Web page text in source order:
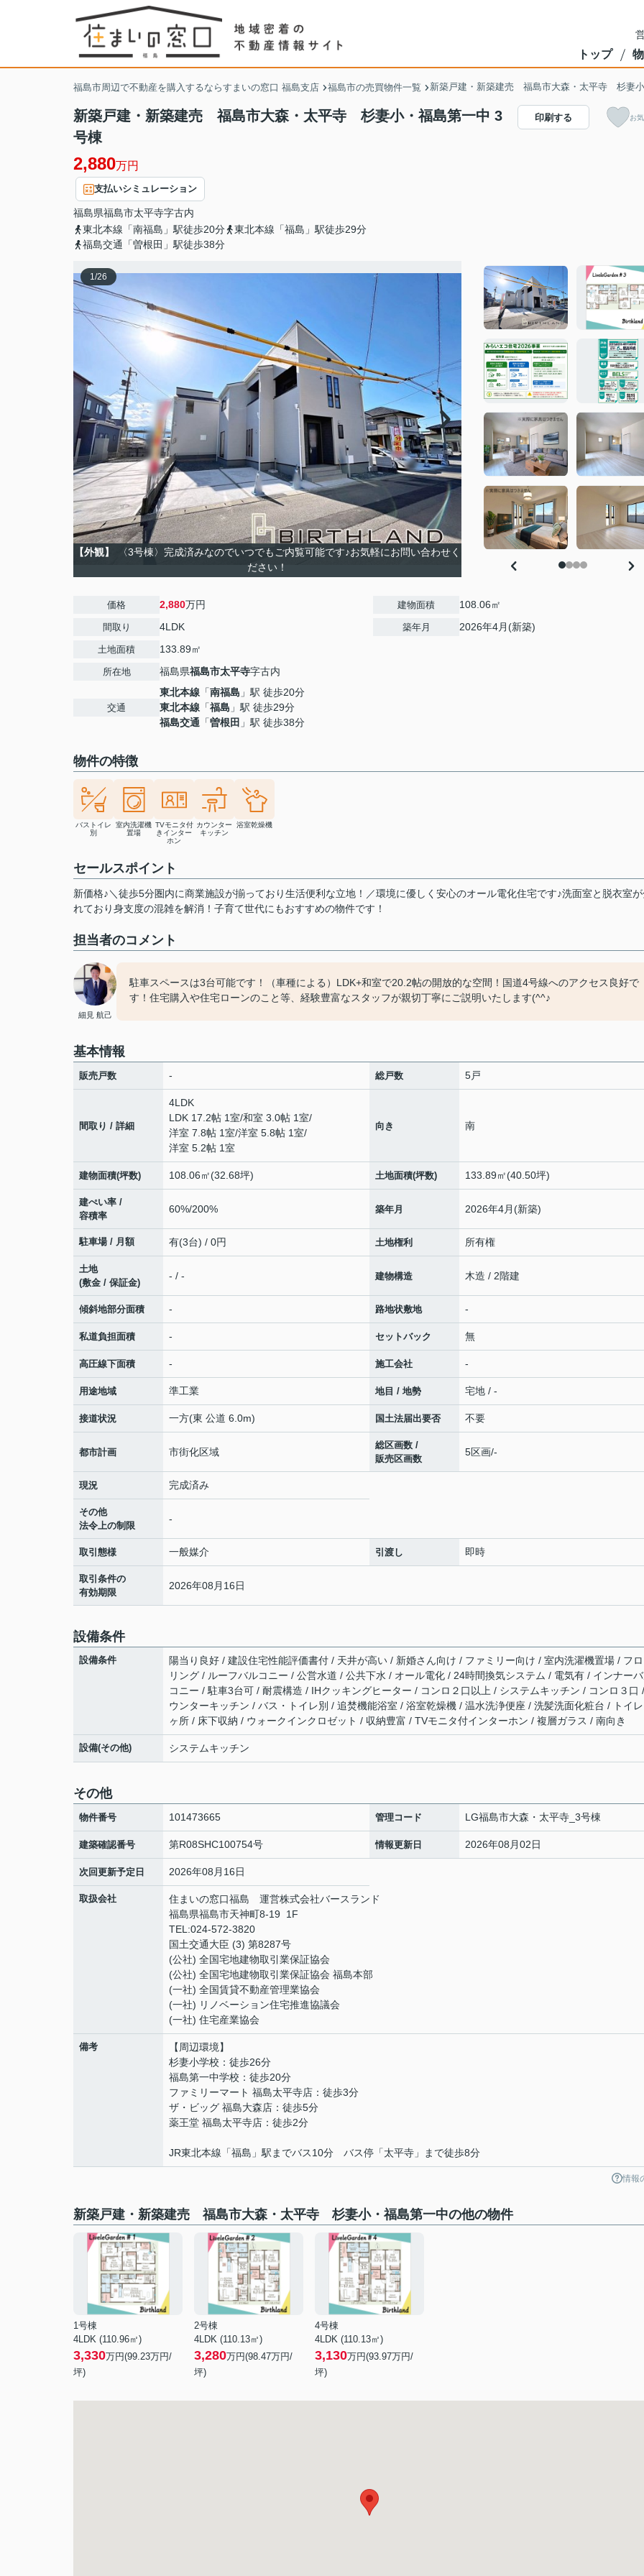
トップ
福島市周辺で不動産を購入するならすまいの窓口 福島支店 福島市の売買物件一覧 新築戸建・新築建売 福島市大森・太平寺 杉妻
新築戸建・新築建売 福島市大森・太平寺 杉妻小・福島第一中 3
号棟
2,880万円
支払いシミュレーション
福島県福島市太平寺字古内
東北本線「南福島」駅徒歩20分
東北本線「福島」駅徒歩29分
福島交通「曽根田」駅徒歩38分
印刷する お
1/26
【外観】
〈3号棟〉完成済みなのでいつでもご内覧可能です♪お気軽にお問い合わせく
ださい！
価格 2,880万円
間取り 4LDK
土地面積 133.89㎡
所在地 福島県福島市太平寺字古内
交通
東北本線 「南福島 」駅 徒歩20分
東北本線 「福島 」駅 徒歩29分
福島交通 「曽根田 」駅 徒歩38分
建物面積 108.06㎡
築年月 2026年4月(新築)
物件の特徴
バストイレ
別
室内洗濯機
置場
TVモニタ付
きインター
ホン
カウンター
キッチン
浴室乾燥機
セールスポイント
新価格♪＼徒歩5分圏内に商業施設が揃っており生活便利な立地！／環境に優しく安心のオール電化住宅です♪洗面室と脱衣室
れており身支度の混雑を解消！子育て世代にもおすすめの物件です！
担当者のコメント
細見 航己
駐車スペースは3台可能です！（車種による）LDK+和室で20.2帖の開放的な空間！国道4号線へのアクセス良好で
す！住宅購入や住宅ローンのこと等、経験豊富なスタッフが親切丁寧にご説明いたします(^^♪
基本情報
販売戸数 - 総戸数 5戸
間取り / 詳細
4LDK
LDK 17.2帖 1室/和室 3.0帖 1室/
洋室 7.8帖 1室/洋室 5.8帖 1室/
洋室 5.2帖 1室
向き 南
建物面積(坪数) 108.06㎡(32.68坪) 土地面積(坪数) 133.89㎡(40.50坪)
建ぺい率 /
容積率
60%/200% 築年月 2026年4月(新築)
駐車場 / 月額 有(3台) / 0円 土地権利 所有権
土地
(敷金 / 保証金)
- / - 建物構造 木造 / 2階建
傾斜地部分面積 - 路地状敷地 -
私道負担面積 - セットバック 無
高圧線下面積 - 施工会社 -
用途地域 準工業 地目 / 地勢 宅地 / -
接道状況 一方(東 公道 6.0m) 国土法届出要否 不要
都市計画 市街化区域
総区画数 /
販売区画数
5区画/-
現況 完成済み
その他
法令上の制限
-
取引態様 一般媒介 引渡し 即時
取引条件の
有効期限
2026年08月16日
設備条件
設備条件
陽当り良好 / 建設住宅性能評価書付 / 天井が高い / 新婚さん向け / ファミリー向け / 室内洗濯機置場 / フ
リング / ルーフバルコニー / 公営水道 / 公共下水 / オール電化 / 24時間換気システム / 電気有 / インナー
コニー / 駐車3台可 / 耐震構造 / IHクッキングヒーター / コンロ２口以上 / システムキッチン / コンロ３口
ウンターキッチン / バス・トイレ別 / 追焚機能浴室 / 浴室乾燥機 / 温水洗浄便座 / 洗髪洗面化粧台 / トイ
ヶ所 / 床下収納 / ウォークインクロゼット / 収納豊富 / TVモニタ付インターホン / 複層ガラス / 南向き
設備(その他) システムキッチン
その他
物件番号 101473665 管理コード LG福島市大森・太平寺_3号棟
建築確認番号 第R08SHC100754号 情報更新日 2026年08月02日
次回更新予定日 2026年08月16日
取扱会社
住まいの窓口福島 運営株式会社バースランド
福島県福島市天神町8-19 1F
TEL:024-572-3820
国土交通大臣 (3) 第8287号
(公社) 全国宅地建物取引業保証協会
(公社) 全国宅地建物取引業保証協会 福島本部
(一社) 全国賃貸不動産管理業協会
(一社) リノベーション住宅推進協議会
(一社) 住宅産業協会
備考
【周辺環境】
杉妻小学校：徒歩26分
福島第一中学校：徒歩20分
ファミリーマート 福島太平寺店：徒歩3分
ザ・ビッグ 福島大森店：徒歩5分
薬王堂 福島太平寺店：徒歩2分
JR東北本線「福島」駅までバス10分 バス停「太平寺」まで徒歩8分
情報
新築戸建・新築建売 福島市大森・太平寺 杉妻小・福島第一中の他の物件
1号棟
4LDK (110.96㎡)
3,330万円(99.23万円/
坪)
2号棟
4LDK (110.13㎡)
3,280万円(98.47万円/
坪)
4号棟
4LDK (110.13㎡)
3,130万円(93.97万円/
坪)